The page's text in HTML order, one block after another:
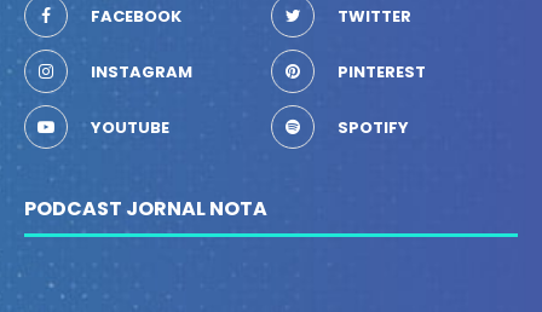
FACEBOOK TWITTER
INSTAGRAM PINTEREST
YOUTUBE SPOTIFY
PODCAST JORNAL NOTA